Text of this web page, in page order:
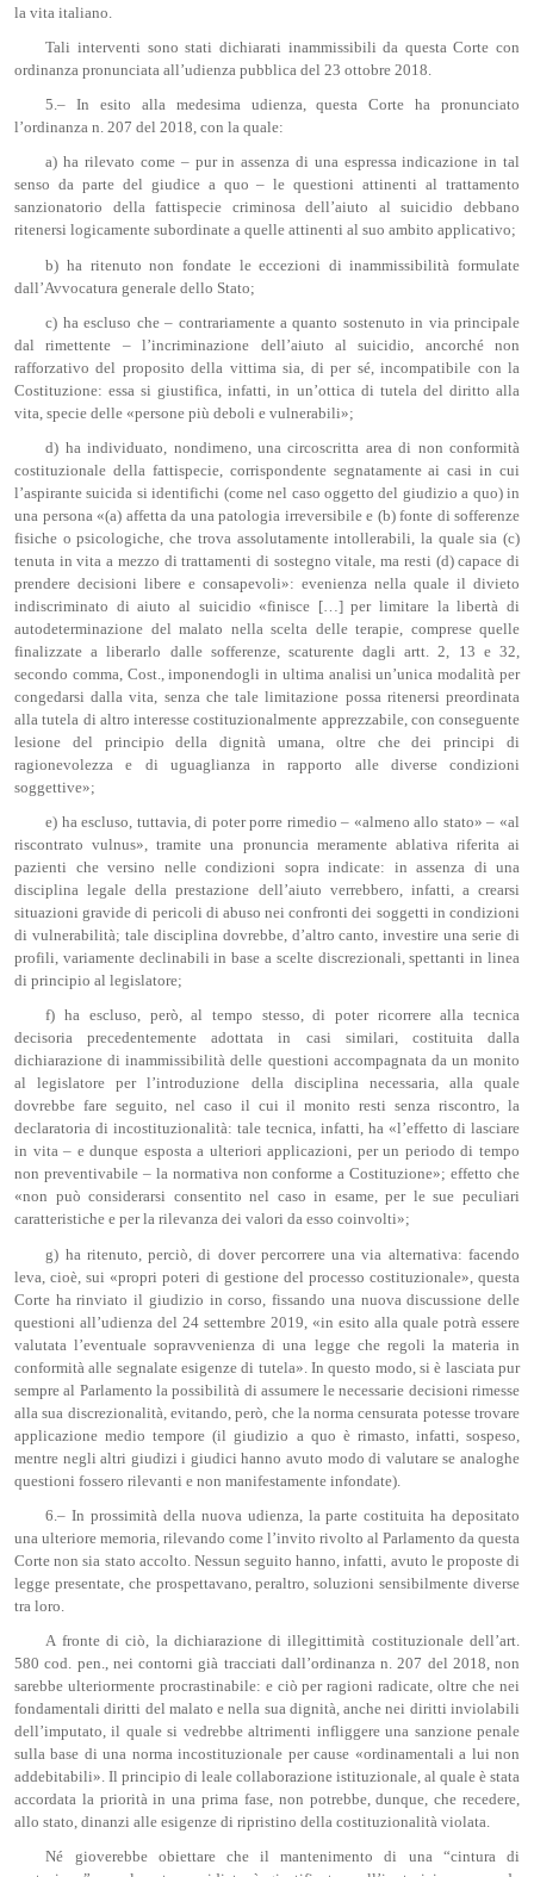
la vita italiano.
Tali interventi sono stati dichiarati inammissibili da questa Corte con
ordinanza pronunciata all’udienza pubblica del 23 ottobre 2018.
5.– In esito alla medesima udienza, questa Corte ha pronunciato
l’ordinanza n. 207 del 2018, con la quale:
a) ha rilevato come – pur in assenza di una espressa indicazione in tal
senso da parte del giudice a quo – le questioni attinenti al trattamento
sanzionatorio della fattispecie criminosa dell’aiuto al suicidio debbano
ritenersi logicamente subordinate a quelle attinenti al suo ambito applicativo;
b) ha ritenuto non fondate le eccezioni di inammissibilità formulate
dall’Avvocatura generale dello Stato;
c) ha escluso che – contrariamente a quanto sostenuto in via principale
dal rimettente – l’incriminazione dell’aiuto al suicidio, ancorché non
rafforzativo del proposito della vittima sia, di per sé, incompatibile con la
Costituzione: essa si giustifica, infatti, in un’ottica di tutela del diritto alla
vita, specie delle «persone più deboli e vulnerabili»;
d) ha individuato, nondimeno, una circoscritta area di non conformità
costituzionale della fattispecie, corrispondente segnatamente ai casi in cui
l’aspirante suicida si identifichi (come nel caso oggetto del giudizio a quo) in
una persona «(a) affetta da una patologia irreversibile e (b) fonte di sofferenze
fisiche o psicologiche, che trova assolutamente intollerabili, la quale sia (c)
tenuta in vita a mezzo di trattamenti di sostegno vitale, ma resti (d) capace di
prendere decisioni libere e consapevoli»: evenienza nella quale il divieto
indiscriminato di aiuto al suicidio «finisce […] per limitare la libertà di
autodeterminazione del malato nella scelta delle terapie, comprese quelle
finalizzate a liberarlo dalle sofferenze, scaturente dagli artt. 2, 13 e 32,
secondo comma, Cost., imponendogli in ultima analisi un’unica modalità per
congedarsi dalla vita, senza che tale limitazione possa ritenersi preordinata
alla tutela di altro interesse costituzionalmente apprezzabile, con conseguente
lesione del principio della dignità umana, oltre che dei principi di
ragionevolezza e di uguaglianza in rapporto alle diverse condizioni
soggettive»;
e) ha escluso, tuttavia, di poter porre rimedio – «almeno allo stato» – «al
riscontrato vulnus», tramite una pronuncia meramente ablativa riferita ai
pazienti che versino nelle condizioni sopra indicate: in assenza di una
disciplina legale della prestazione dell’aiuto verrebbero, infatti, a crearsi
situazioni gravide di pericoli di abuso nei confronti dei soggetti in condizioni
di vulnerabilità; tale disciplina dovrebbe, d’altro canto, investire una serie di
profili, variamente declinabili in base a scelte discrezionali, spettanti in linea
di principio al legislatore;
f) ha escluso, però, al tempo stesso, di poter ricorrere alla tecnica
decisoria precedentemente adottata in casi similari, costituita dalla
dichiarazione di inammissibilità delle questioni accompagnata da un monito
al legislatore per l’introduzione della disciplina necessaria, alla quale
dovrebbe fare seguito, nel caso il cui il monito resti senza riscontro, la
declaratoria di incostituzionalità: tale tecnica, infatti, ha «l’effetto di lasciare
in vita – e dunque esposta a ulteriori applicazioni, per un periodo di tempo
non preventivabile – la normativa non conforme a Costituzione»; effetto che
«non può considerarsi consentito nel caso in esame, per le sue peculiari
caratteristiche e per la rilevanza dei valori da esso coinvolti»;
g) ha ritenuto, perciò, di dover percorrere una via alternativa: facendo
leva, cioè, sui «propri poteri di gestione del processo costituzionale», questa
Corte ha rinviato il giudizio in corso, fissando una nuova discussione delle
questioni all’udienza del 24 settembre 2019, «in esito alla quale potrà essere
valutata l’eventuale sopravvenienza di una legge che regoli la materia in
conformità alle segnalate esigenze di tutela». In questo modo, si è lasciata pur
sempre al Parlamento la possibilità di assumere le necessarie decisioni rimesse
alla sua discrezionalità, evitando, però, che la norma censurata potesse trovare
applicazione medio tempore (il giudizio a quo è rimasto, infatti, sospeso,
mentre negli altri giudizi i giudici hanno avuto modo di valutare se analoghe
questioni fossero rilevanti e non manifestamente infondate).
6.– In prossimità della nuova udienza, la parte costituita ha depositato
una ulteriore memoria, rilevando come l’invito rivolto al Parlamento da questa
Corte non sia stato accolto. Nessun seguito hanno, infatti, avuto le proposte di
legge presentate, che prospettavano, peraltro, soluzioni sensibilmente diverse
tra loro.
A fronte di ciò, la dichiarazione di illegittimità costituzionale dell’art.
580 cod. pen., nei contorni già tracciati dall’ordinanza n. 207 del 2018, non
sarebbe ulteriormente procrastinabile: e ciò per ragioni radicate, oltre che nei
fondamentali diritti del malato e nella sua dignità, anche nei diritti inviolabili
dell’imputato, il quale si vedrebbe altrimenti infliggere una sanzione penale
sulla base di una norma incostituzionale per cause «ordinamentali a lui non
addebitabili». Il principio di leale collaborazione istituzionale, al quale è stata
accordata la priorità in una prima fase, non potrebbe, dunque, che recedere,
allo stato, dinanzi alle esigenze di ripristino della costituzionalità violata.
Né gioverebbe obiettare che il mantenimento di una “cintura di